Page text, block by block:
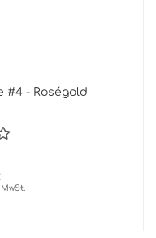
#4 - Roségold